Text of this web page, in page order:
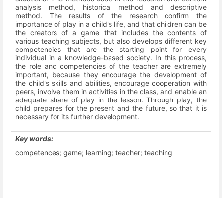
analysis method, historical method and descriptive
method. The results of the research confirm the
importance of play in a child's life, and that children can be
the creators of a game that includes the contents of
various teaching subjects, but also develops different key
competencies that are the starting point for every
individual in a knowledge-based society. In this process,
the role and competencies of the teacher are extremely
important, because they encourage the development of
the child's skills and abilities, encourage cooperation with
peers, involve them in activities in the class, and enable an
adequate share of play in the lesson. Through play, the
child prepares for the present and the future, so that it is
necessary for its further development.
Key words:
competences; game; learning; teacher; teaching